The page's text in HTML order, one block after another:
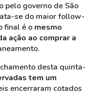
pelo governo de São
se do maior follow-
final é o mesmo
ação ao comprar a
desta quinta-
tem um
encerraram cotados